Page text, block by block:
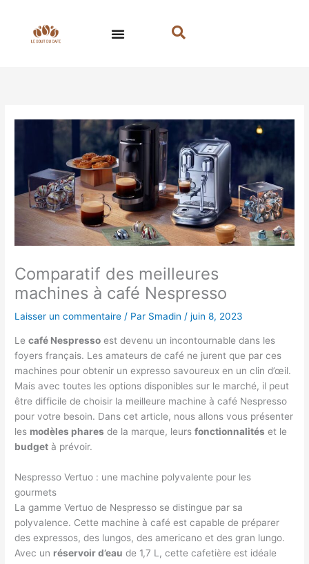
contenu
Comparatif des meilleures
machines à café Nespresso
Laisser un commentaire / Par Smadin/juin 8, 2023
Lecafé Nespresso est devenu un incontournable dans les
foyers français. Les amateurs de café ne jurent que par ces
machines pour obtenir un expresso savoureux en un clin d’œil.
Mais avec toutes les options disponibles sur le marché, il peut
être difficile de choisir la meilleure machine à café Nespresso
pour votre besoin. Dans cet article, nous allons vous présenter
les modèles phares de la marque, leursfonctionnalités et le
budget à prévoir.
Nespresso Vertuo : une machine polyvalente pour les
gourmets
La gamme Vertuo de Nespresso se distingue par sa
polyvalence. Cette machine à café est capable de préparer
des expressos, des lungos, des americano et des gran lungo.
Avec un réservoir d’eau de 1,7 L, cette cafetière est idéale